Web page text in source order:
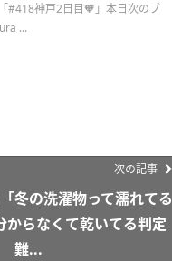
#418神戸2日目🧡」本日次のブ
...
次の記事
冬の洗濯物って濡れてる
からなくて乾いてる判定
難...